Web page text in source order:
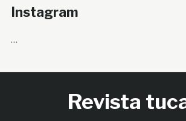
Instagram
…
Revista